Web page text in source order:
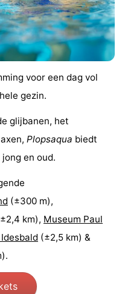
voor een dag vol
gezin.
glijbanen, het
Plopsaqua biedt
en oud.
(±300 m),
km), Museum Paul
(±2,5 km) &